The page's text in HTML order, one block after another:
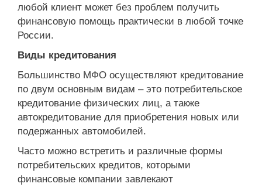
любой клиент может без проблем получить
финансовую помощь практически в любой точке
России.
Виды кредитования
Большинство МФО осуществляют кредитование
по двум основным видам – это потребительское
кредитование физических лиц, а также
автокредитование для приобретения новых или
подержанных автомобилей.
Часто можно встретить и различные формы
потребительских кредитов, которыми
финансовые компании завлекают